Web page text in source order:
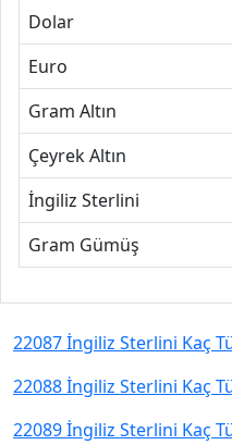
Dolar
Euro
Gram Altın
Çeyrek Altın
İngiliz Sterlini
Gram Gümüş
22087 İngiliz Sterlini Kaç
22088 İngiliz Sterlini Kaç
22089 İngiliz Sterlini Kaç